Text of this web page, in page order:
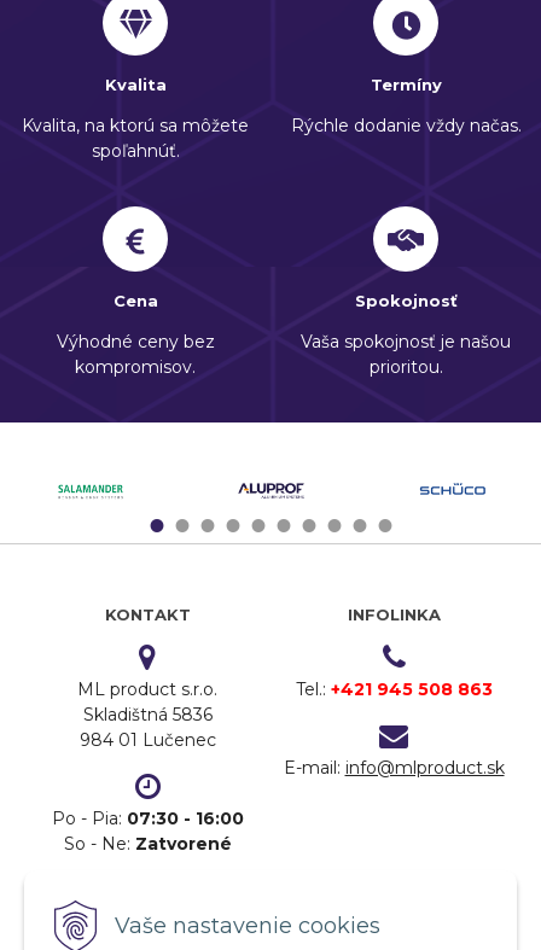
Vaše nastavenie cookies
Kvalita
Kvalita, na ktorú sa môžete
spoľahnúť.
Termíny
Rýchle dodanie vždy načas.
Cena
Výhodné ceny bez
kompromisov.
Spokojnosť
Vaša spokojnosť je našou
prioritou.
12345678910
KONTAKT
ML product s.r.o.
Skladištná 5836
984 01 Lučenec
Po - Pia: 07:30 - 16:00
So - Ne: Zatvorené
INFOLINKA
Tel.: +421 945 508 863
E-mail: info@mlproduct.sk